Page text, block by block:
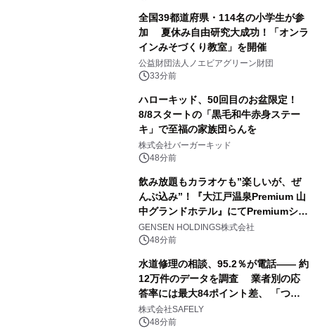
全国39都道府県・114名の小学生が参
加 夏休み自由研究大成功！「オンラ
インみそづくり教室」を開催
公益財団法人ノエビアグリーン財団
33分前
ハローキッド、50回目のお盆限定！
8/8スタートの「黒毛和牛赤身ステー
キ」で至福の家族団らんを
株式会社バーガーキッド
48分前
飲み放題もカラオケも”楽しいが、ぜ
んぶ込み”！『大江戸温泉Premium 山
中グランドホテル』にてPremiumシリ
ーズ初のオールインクルーシブ導入
GENSEN HOLDINGS株式会社
48分前
水道修理の相談、95.2％が電話―― 約
12万件のデータを調査 業者別の応
答率には最大84ポイント差、 「つな
がりやすさ」も選定基準に
株式会社SAFELY
48分前